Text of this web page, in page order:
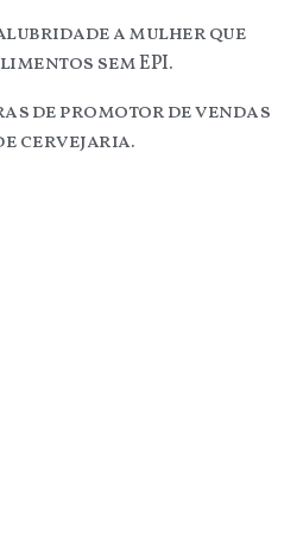
a mulher que
sem EPI.
de promotor de vendas
cervejaria.